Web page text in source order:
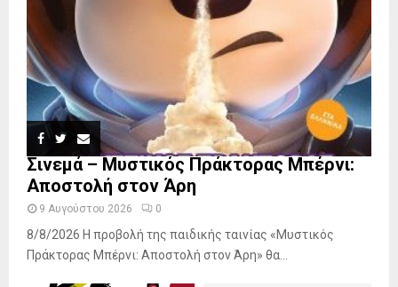
Σινεμά – Μυστικός Πράκτορας Μπέρνι:
Αποστολή στον Άρη
9 Αυγούστου 2026 0
8/8/2026 Η προβολή της παιδικής ταινίας «Μυστικός
Πράκτορας Μπέρνι: Αποστολή στον Άρη» θα...